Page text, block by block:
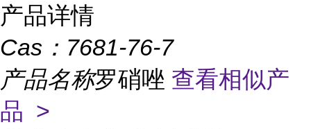
产品详情
Cas： 7681-76-7
产品名称罗硝唑 查看相似产
品 >